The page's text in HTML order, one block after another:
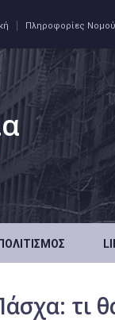
Πληροφορίες
ΠΟΛΙΤΙΣΜΌΣ
τι